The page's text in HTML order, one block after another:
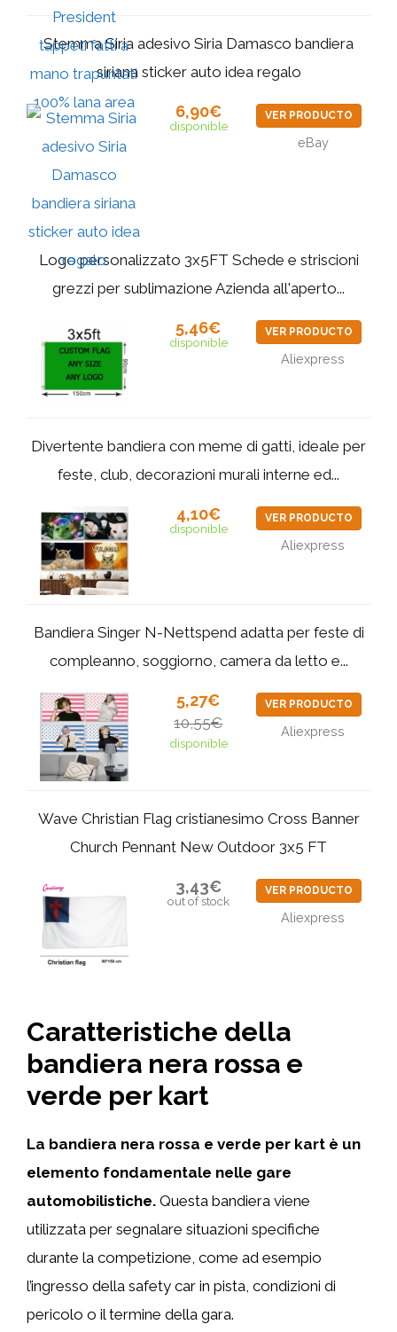
Stemma Siria adesivo Siria Damasco bandiera
siriana sticker auto idea regalo
6,90€
disponible
VER PRODUCTO
eBay
Logo personalizzato 3x5FT Schede e striscioni
grezzi per sublimazione Azienda all'aperto...
5,46€
disponible
VER PRODUCTO
Aliexpress
Divertente bandiera con meme di gatti, ideale per
feste, club, decorazioni murali interne ed...
4,10€
disponible
VER PRODUCTO
Aliexpress
Bandiera Singer N-Nettspend adatta per feste di
compleanno, soggiorno, camera da letto e...
5,27€
10,55€
disponible
VER PRODUCTO
Aliexpress
Wave Christian Flag cristianesimo Cross Banner
Church Pennant New Outdoor 3x5 FT
3,43€
out of stock
VER PRODUCTO
Aliexpress
Caratteristiche della
bandiera nera rossa e
verde per kart
La bandiera nera rossa e verde per kart è un
elemento fondamentale nelle gare
automobilistiche. Questa bandiera viene
utilizzata per segnalare situazioni specifiche
durante la competizione, come ad esempio
l’ingresso della safety car in pista, condizioni di
pericolo o il termine della gara.